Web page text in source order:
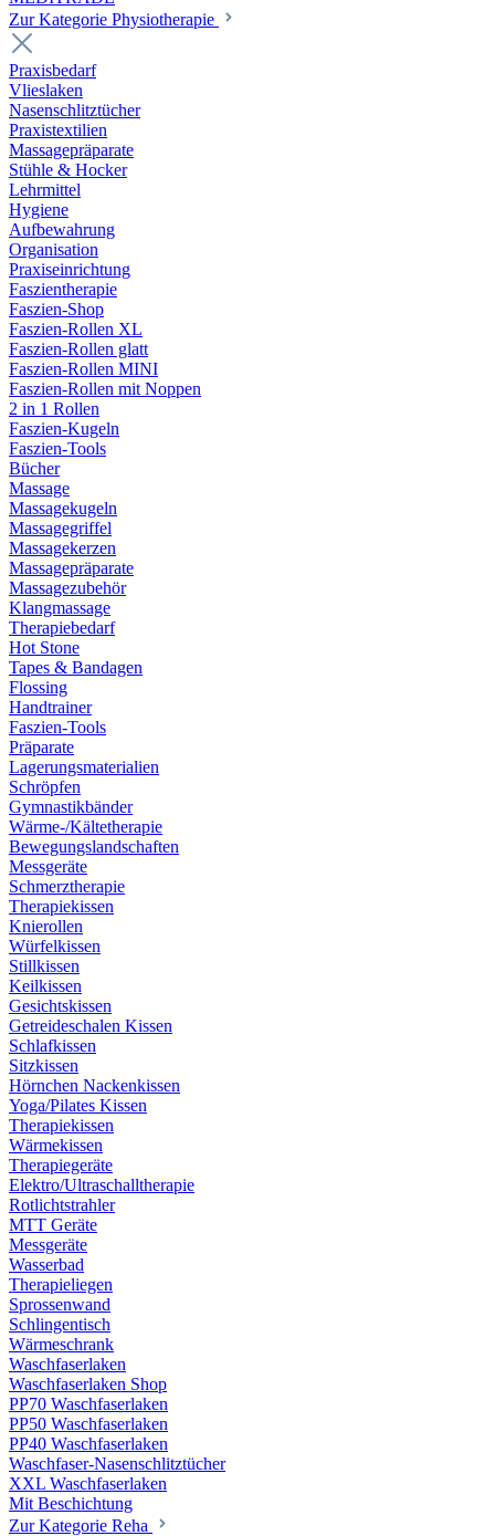
Zur Kategorie Physiotherapie
Praxisbedarf
Vlieslaken
Nasenschlitztücher
Praxistextilien
Massagepräparate
Stühle & Hocker
Lehrmittel
Hygiene
Aufbewahrung
Organisation
Praxiseinrichtung
Faszientherapie
Faszien-Shop
Faszien-Rollen XL
Faszien-Rollen glatt
Faszien-Rollen MINI
Faszien-Rollen mit Noppen
2 in 1 Rollen
Faszien-Kugeln
Faszien-Tools
Bücher
Massage
Massagekugeln
Massagegriffel
Massagekerzen
Massagepräparate
Massagezubehör
Klangmassage
Therapiebedarf
Hot Stone
Tapes & Bandagen
Flossing
Handtrainer
Faszien-Tools
Präparate
Lagerungsmaterialien
Schröpfen
Gymnastikbänder
Wärme-/Kältetherapie
Bewegungslandschaften
Messgeräte
Schmerztherapie
Therapiekissen
Knierollen
Würfelkissen
Stillkissen
Keilkissen
Gesichtskissen
Getreideschalen Kissen
Schlafkissen
Sitzkissen
Hörnchen Nackenkissen
Yoga/Pilates Kissen
Therapiekissen
Wärmekissen
Therapiegeräte
Elektro/Ultraschalltherapie
Rotlichtstrahler
MTT Geräte
Messgeräte
Wasserbad
Therapieliegen
Sprossenwand
Schlingentisch
Wärmeschrank
Waschfaserlaken
Waschfaserlaken Shop
PP70 Waschfaserlaken
PP50 Waschfaserlaken
PP40 Waschfaserlaken
Waschfaser-Nasenschlitztücher
XXL Waschfaserlaken
Mit Beschichtung
Zur Kategorie Reha